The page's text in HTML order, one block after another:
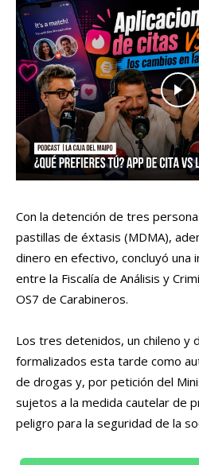
Con la detención de tres
pastillas de éxtasis (MDMA),
dinero en efectivo, concluyó una
entre la Fiscalía de Análisis y
OS7 de Carabineros.
Los tres detenidos, un chileno y
formalizados esta tarde como
de drogas y, por petición del
sujetos a la medida cautelar de
peligro para la seguridad de la